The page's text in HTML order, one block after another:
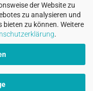
der Website zu
zu analysieren und
bieten zu können. Weitere
.